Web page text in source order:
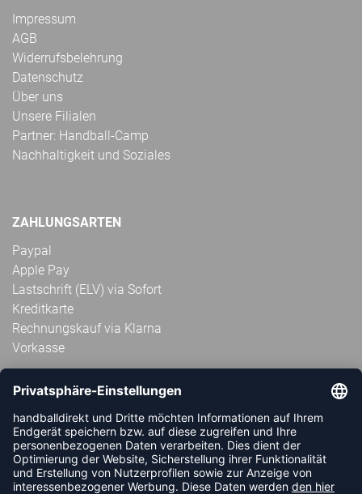
Impressum
AGB
Widerrufsbelehrung
Datenschutz
Über uns
Unsere Filialen
Partner: Handball-Camp
Nachhaltigkeit und Soziales
ZAHLUNGSARTEN
Paypal
Apple Pay
Lastschrift (ELV) via Sofort
Kreditkarte
Rechnungskauf via Klarna
Vorkasse
ABONNIERE JETZT DEN KOSTENLOSEN
HANDBALLDIREKT-NEWSLETTER UND VERPASSE KEINE
NEUIGKEIT ODER AKTION MEHR.
JETZT ANMELDEN